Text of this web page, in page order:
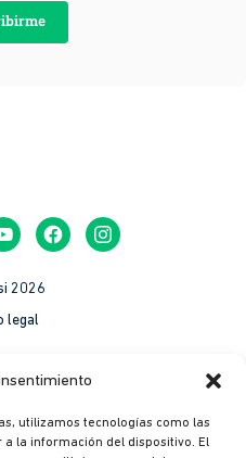
utilizamos tecnologías como las
la información del dispositivo. El
2026
legal
Privacidad